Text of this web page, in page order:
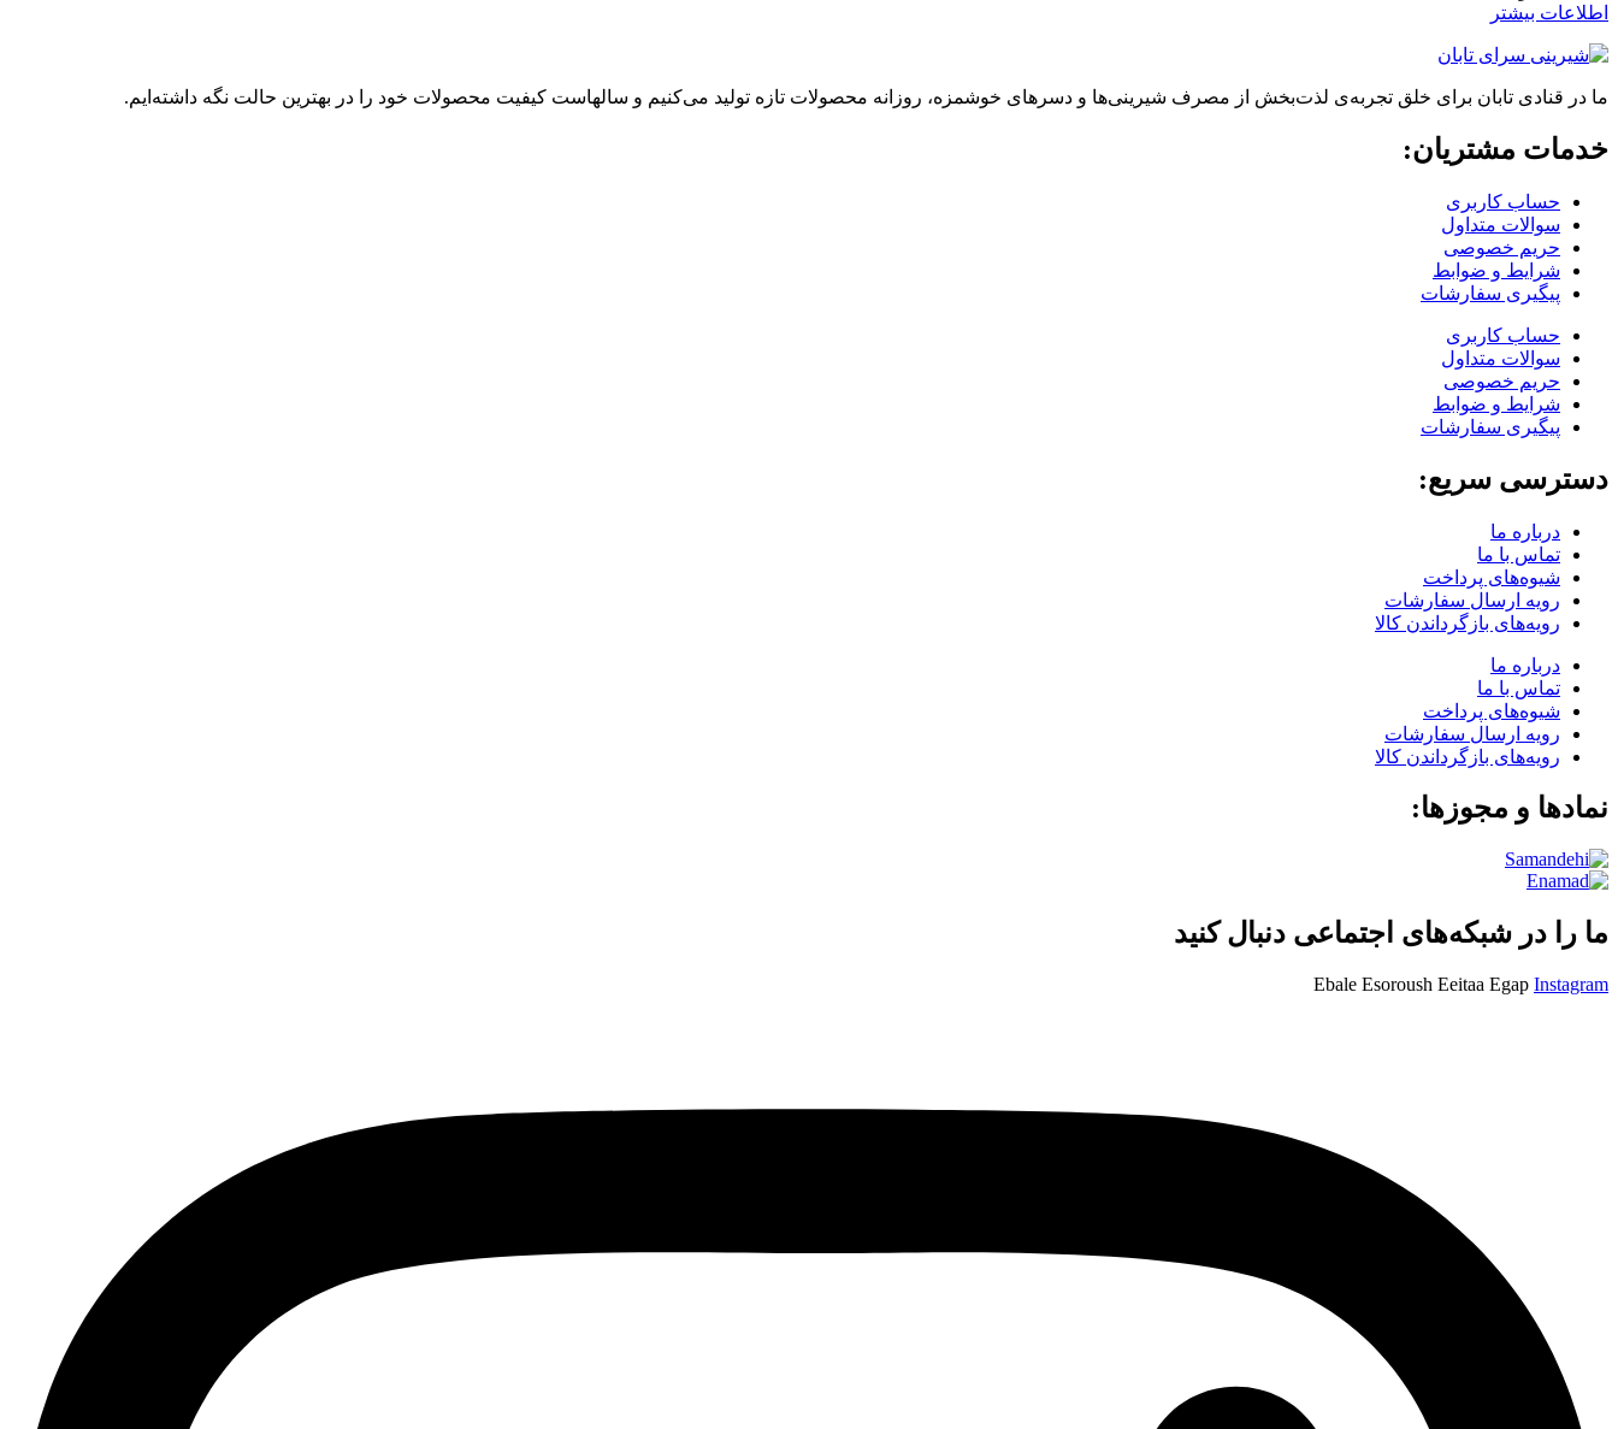
اطلاعات بیشتر
ما در قنادی تابان برای خلق تجربه‌ی لذت‌بخش از مصرف شیرینی‌ها و دسرهای خوشمزه، روزانه محصولات تازه تولید می‌کنیم و سالهاست کیفیت محصولات خود را در بهترین حالت نگه داشته‌ایم.
خدمات مشتریان:
حساب کاربری
سوالات متداول
حریم خصوصی
شرایط و ضوابط
پیگیری سفارشات
حساب کاربری
سوالات متداول
حریم خصوصی
شرایط و ضوابط
پیگیری سفارشات
دسترسی سریع:
درباره ما
تماس با ما
شیوه‌های پرداخت
رویه ارسال سفارشات
رویه‌های بازگرداندن کالا
درباره ما
تماس با ما
شیوه‌های پرداخت
رویه ارسال سفارشات
رویه‌های بازگرداندن کالا
نمادها و مجوزها:
ما را در شبکه‌های اجتماعی دنبال کنید
Ebale Esoroush Eeitaa Egap Instagram